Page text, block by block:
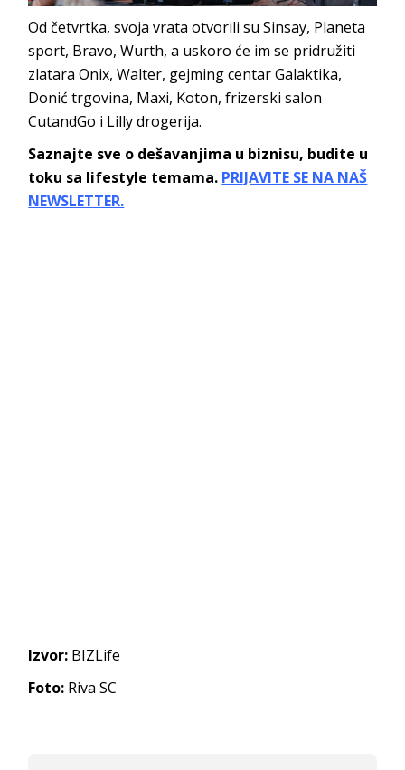
Od četvrtka, svoja vrata otvorili su Sinsay, Planeta
sport, Bravo, Wurth, a uskoro će im se pridružiti
zlatara Onix, Walter, gejming centar Galaktika,
Donić trgovina, Maxi, Koton, frizerski salon
CutandGo i Lilly drogerija.
Saznajte sve o dešavanjima u biznisu, budite u
toku sa lifestyle temama. PRIJAVITE SE NA NAŠ
NEWSLETTER.
Izvor: BIZLife
Foto: Riva SC